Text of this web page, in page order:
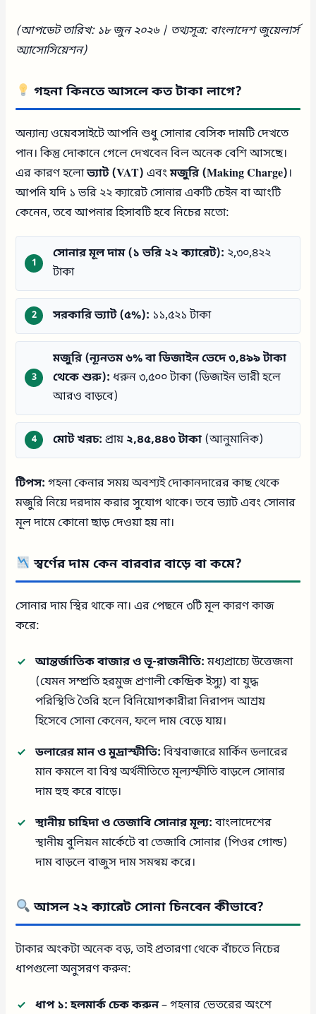
(আপডেট তারিখ: ১৮ জুন ২০২৬ | তথ্যসূত্র: বাংলাদেশ জুয়েলার্স
অ্যাসোসিয়েশন)
গহনা কিনতে আসলে কত টাকা লাগে?
অন্যান্য ওয়েবসাইটে আপনি শুধু সোনার বেসিক দামটি দেখতে
পান। কিন্তু দোকানে গেলে দেখবেন বিল অনেক বেশি আসছে।
এর কারণ হলোভ্যাট (VAT) এবংমজুরি (Making Charge)।
আপনি যদি ১ ভরি ২২ ক্যারেট সোনার একটি চেইন বা আংটি
কেনেন, তবে আপনার হিসাবটি হবে নিচের মতো:
সোনার মূল দাম (১ ভরি ২২ ক্যারেট): ২,৩০,৪২২
টাকা
সরকারি ভ্যাট (৫%): ১১,৫২১ টাকা
মজুরি (ন্যূনতম ৬% বা ডিজাইন ভেদে ৩,৪৯৯ টাকা
থেকে শুরু): ধরুন ৩,৫০০ টাকা (ডিজাইন ভারী হলে
আরও বাড়বে)
মোট খরচ: প্রায়২,৪৫,৪৪৩ টাকা (আনুমানিক)
টিপস: গহনা কেনার সময় অবশ্যই দোকানদারের কাছ থেকে
মজুরি নিয়ে দরদাম করার সুযোগ থাকে। তবে ভ্যাট এবং সোনার
মূল দামে কোনো ছাড় দেওয়া হয় না।
স্বর্ণের দাম কেন বারবার বাড়ে বা কমে?
সোনার দাম স্থির থাকে না। এর পেছনে ৩টি মূল কারণ কাজ
করে:
আন্তর্জাতিক বাজার ও ভূ-রাজনীতি:মধ্যপ্রাচ্যে উত্তেজনা
(যেমন সম্প্রতি হরমুজ প্রণালী কেন্দ্রিক ইস্যু) বা যুদ্ধ
পরিস্থিতি তৈরি হলে বিনিয়োগকারীরা নিরাপদ আশ্রয়
হিসেবে সোনা কেনেন, ফলে দাম বেড়ে যায়।
ডলারের মান ও মুদ্রাস্ফীতি:বিশ্ববাজারে মার্কিন ডলারের
মান কমলে বা বিশ্ব অর্থনীতিতে মূল্যস্ফীতি বাড়লে সোনার
দাম হুহু করে বাড়ে।
স্থানীয় চাহিদা ও তেজাবি সোনার মূল্য:বাংলাদেশের
স্থানীয় বুলিয়ন মার্কেটে বা তেজাবি সোনার (পিওর গোল্ড)
দাম বাড়লে বাজুস দাম সমন্বয় করে।
আসল ২২ ক্যারেট সোনা চিনবেন কীভাবে?
টাকার অংকটা অনেক বড়, তাই প্রতারণা থেকে বাঁচতে নিচের
ধাপগুলো অনুসরণ করুন:
ধাপ ১: হলমার্ক চেক করুন– গহনার ভেতরের অংশে